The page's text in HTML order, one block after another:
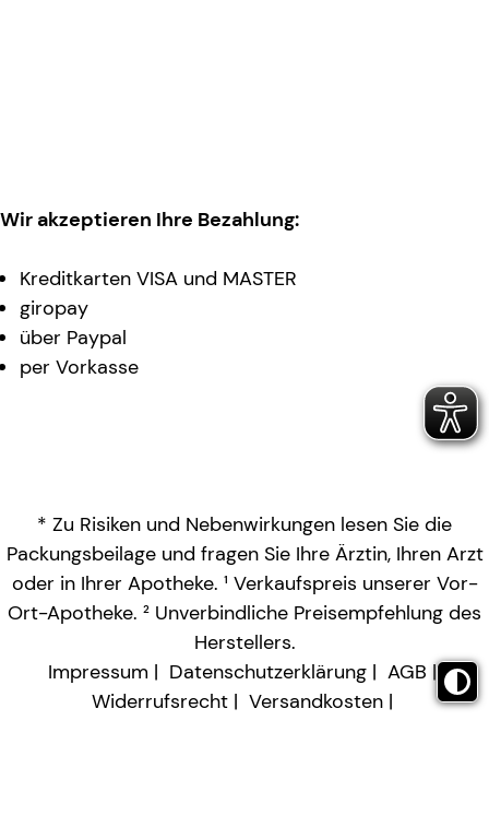
Wir akzeptieren Ihre Bezahlung:
Kreditkarten VISA und MASTER
giropay
über Paypal
per Vorkasse
* Zu Risiken und Nebenwirkungen lesen Sie die
Packungsbeilage und fragen Sie Ihre Ärztin, Ihren Arzt
oder in Ihrer Apotheke. ¹ Verkaufspreis unserer Vor-
Ort-Apotheke. ² Unverbindliche Preisempfehlung des
Herstellers.
Impressum
Datenschutzerklärung
AGB
Widerrufsrecht
Versandkosten